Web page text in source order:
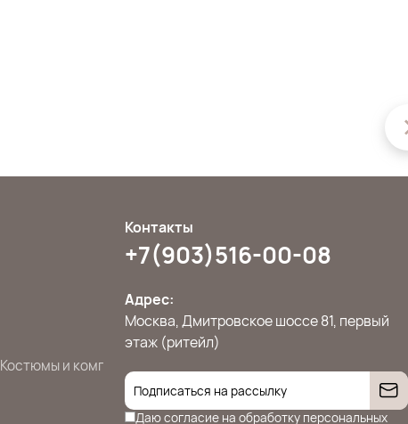
Костюмы и комплекты
Контакты
+7(903)516-00-08
Адрес:
Москва, Дмитровское шоссе 81, первый
этаж (ритейл)
Даю согласие на обработку персональных